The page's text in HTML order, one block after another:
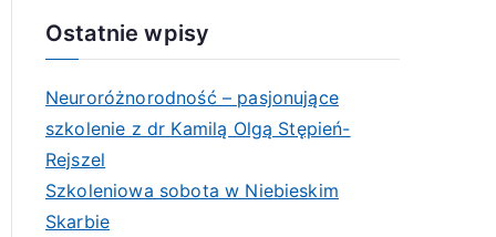
Ostatnie wpisy
Neuroróżnorodność – pasjonujące
szkolenie z dr Kamilą Olgą Stępień-
Rejszel
Szkoleniowa sobota w Niebieskim
Skarbie